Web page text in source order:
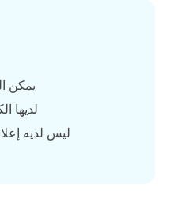
يمكن
لديها
ليس لديه